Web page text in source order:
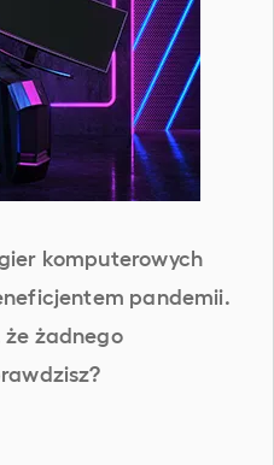
komputerowych
pandemii.
żadnego